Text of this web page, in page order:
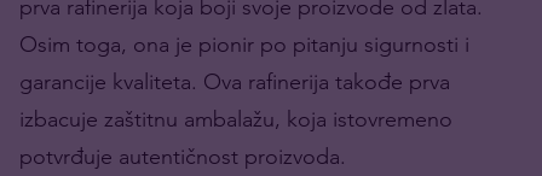
prva rafinerija koja boji svoje proizvode od zlata.
Osim toga, ona je pionir po pitanju sigurnosti i
garancije kvaliteta. Ova rafinerija takođe prva
izbacuje zaštitnu ambalažu, koja istovremeno
potvrđuje autentičnost proizvoda.